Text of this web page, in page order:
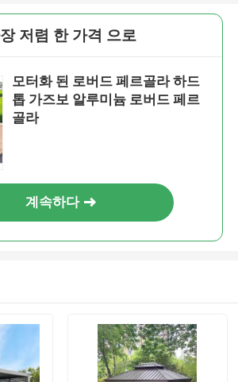
저렴 한 가격 으로
모터화 된 로버드 페르골라 하드
톱 가즈보 알루미늄 로버드 페르
골라
계속하다